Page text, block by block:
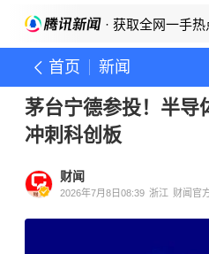
· 获取全网一手热
首页 新闻
茅台宁德参投！半导
冲刺科创板
财闻
2026年7月8日08:39 浙江 财闻官